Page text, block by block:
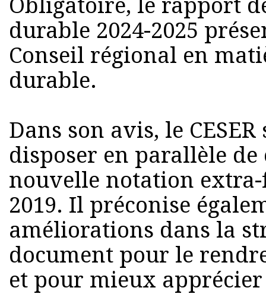
Obligatoire, le rapport
durable 2024-2025
Conseil régional en
durable.
Dans son avis, le
disposer en parallèle de
nouvelle notation
2019. Il préconise
améliorations dans la
document pour le
et pour mieux